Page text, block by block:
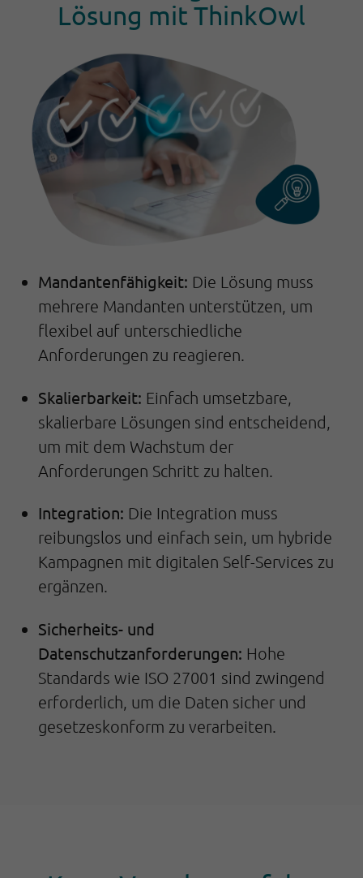
Lösung mit ThinkOwl
Mandantenfähigkeit: Die Lösung muss
mehrere Mandanten unterstützen, um
flexibel auf unterschiedliche
Anforderungen zu reagieren.
Skalierbarkeit: Einfach umsetzbare,
skalierbare Lösungen sind entscheidend,
um mit dem Wachstum der
Anforderungen Schritt zu halten.
Integration: Die Integration muss
reibungslos und einfach sein, um hybride
Kampagnen mit digitalen Self-Services zu
ergänzen.
Sicherheits- und
Datenschutzanforderungen: Hohe
Standards wie ISO 27001 sind zwingend
erforderlich, um die Daten sicher und
gesetzeskonform zu verarbeiten.